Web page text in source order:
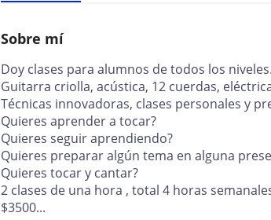
Sobre mí
Doy clases para alumnos de todos los niveles.
Guitarra criolla, acústica, 12 cuerdas,
Técnicas innovadoras, clases personales y
Quieres aprender a tocar?
Quieres seguir aprendiendo?
Quieres preparar algún tema en alguna
Quieres tocar y cantar?
2 clases de una hora , total 4 horas
$3500...